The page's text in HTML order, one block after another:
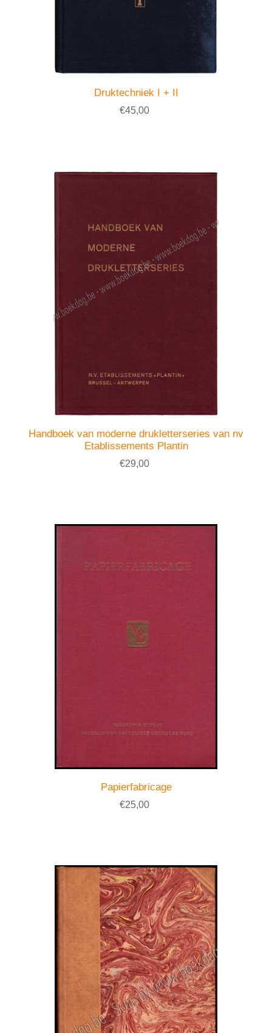
Druktechniek I + II
€45,00
Handboek van moderne drukletterseries van nv
Etablissements Plantin
€29,00
Papierfabricage
€25,00